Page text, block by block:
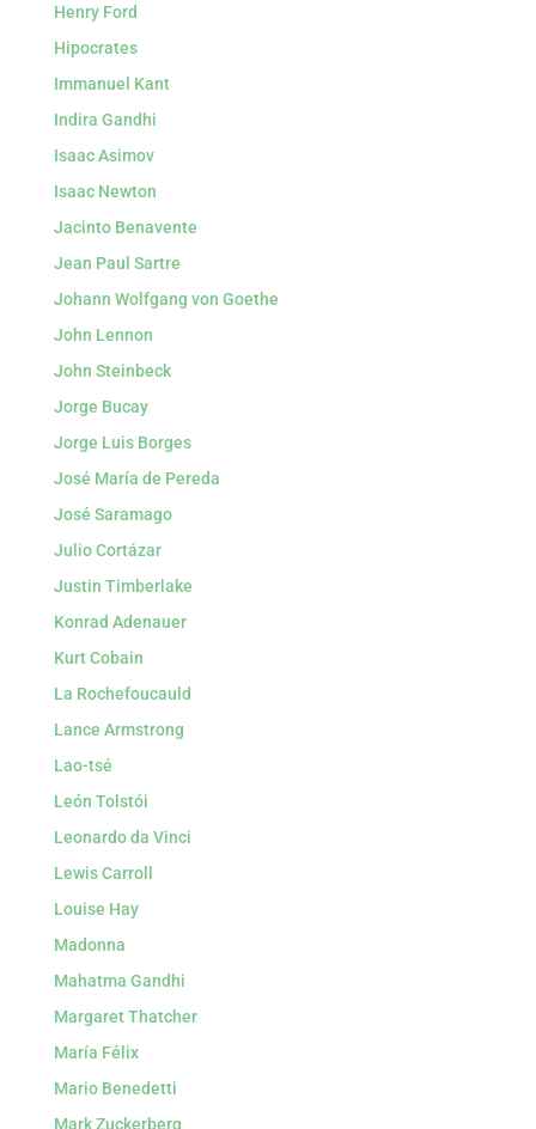
Henry Ford
Hipocrates
Immanuel Kant
Indira Gandhi
Isaac Asimov
Isaac Newton
Jacinto Benavente
Jean Paul Sartre
Johann Wolfgang von Goethe
John Lennon
John Steinbeck
Jorge Bucay
Jorge Luis Borges
José María de Pereda
José Saramago
Julio Cortázar
Justin Timberlake
Konrad Adenauer
Kurt Cobain
La Rochefoucauld
Lance Armstrong
Lao-tsé
León Tolstói
Leonardo da Vinci
Lewis Carroll
Louise Hay
Madonna
Mahatma Gandhi
Margaret Thatcher
María Félix
Mario Benedetti
Mark Zuckerberg